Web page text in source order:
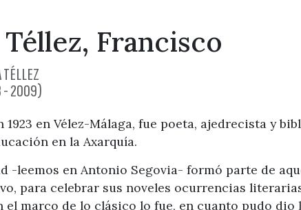
Francisco
TÉLLEZ
- 2009)
1923 en Vélez-Málaga, fue poeta, ajedrecista y
en la Axarquía.
-leemos en Antonio Segovia- formó parte de
para celebrar sus noveles ocurrencias
el marco de lo clásico lo fue, en cuanto pudo